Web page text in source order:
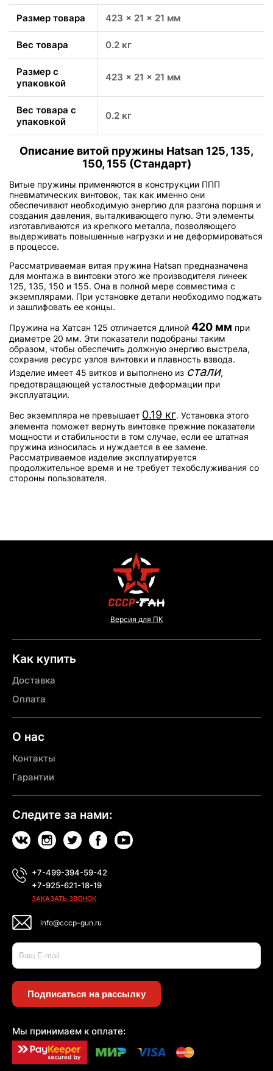
Размер товара 423 x 21 x 21 мм
Вес товара 0.2 кг
Размер с
упаковкой
423 x 21 x 21 мм
Вес товара с
упаковкой
0.2 кг
Описание витой пружины Hatsan 125, 135,
150, 155 (Стандарт)
Витые пружины применяются в конструкции ППП
пневматических винтовок, так как именно они
обеспечивают необходимую энергию для разгона поршня и
создания давления, выталкивающего пулю. Эти элементы
изготавливаются из крепкого металла, позволяющего
выдерживать повышенные нагрузки и не деформироваться
в процессе.
Рассматриваемая витая пружина Hatsan предназначена
для монтажа в винтовки этого же производителя линеек
125, 135, 150 и 155. Она в полной мере совместима с
экземплярами. При установке детали необходимо поджать
и зашлифовать ее концы.
Пружина на Хатсан 125 отличается длиной 420 мм при
диаметре 20 мм. Эти показатели подобраны таким
образом, чтобы обеспечить должную энергию выстрела,
сохранив ресурс узлов винтовки и плавность взвода.
Изделие имеет 45 витков и выполнено из стали,
предотвращающей усталостные деформации при
эксплуатации.
Вес экземпляра не превышает 0.19 кг. Установка этого
элемента поможет вернуть винтовке прежние показатели
мощности и стабильности в том случае, если ее штатная
пружина износилась и нуждается в ее замене.
Рассматриваемое изделие эксплуатируется
продолжительное время и не требует техобслуживания со
стороны пользователя.
Версия для ПК
Как купить
Доставка
Оплата
О нас
Контакты
Гарантии
Следите за нами:
+7-499-394-59-42
+7-925-621-18-19
ЗАКАЗАТЬ ЗВОНОК
info@cccp-gun.ru
Подписаться на рассылку
Мы принимаем к оплате: